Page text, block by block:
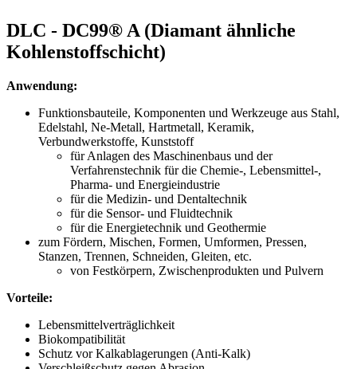
DLC - DC99® A (Diamant ähnliche
Kohlenstoffschicht)
Anwendung:
Funktionsbauteile, Komponenten und Werkzeuge aus Stahl,
Edelstahl, Ne-Metall, Hartmetall, Keramik,
Verbundwerkstoffe, Kunststoff
für Anlagen des Maschinenbaus und der
Verfahrenstechnik für die Chemie-, Lebensmittel-,
Pharma- und Energieindustrie
für die Medizin- und Dentaltechnik
für die Sensor- und Fluidtechnik
für die Energietechnik und Geothermie
zum Fördern, Mischen, Formen, Umformen, Pressen,
Stanzen, Trennen, Schneiden, Gleiten, etc.
von Festkörpern, Zwischenprodukten und Pulvern
Vorteile:
Lebensmittelverträglichkeit
Biokompatibilität
Schutz vor Kalkablagerungen (Anti-Kalk)